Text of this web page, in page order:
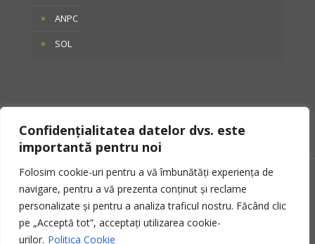
Confidențialitatea datelor dvs. este
importantă pentru noi
Folosim cookie-uri pentru a vă îmbunătăți experiența de
navigare, pentru a vă prezenta conținut și reclame
personalizate și pentru a analiza traficul nostru. Făcând clic
pe „Acceptă tot”, acceptați utilizarea cookie-
urilor. Politica Cookie
ANPC
SOL
© 2025 Otto Tactical. Toate drepturile rezervate.